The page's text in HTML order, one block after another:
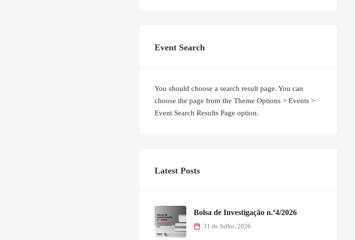
Event Search
You should choose a search result page. You can
choose the page from the Theme Options > Events >
Event Search Results Page option.
Latest Posts
Bolsa de Investigação n.º4/2026
31 de Julho, 2026